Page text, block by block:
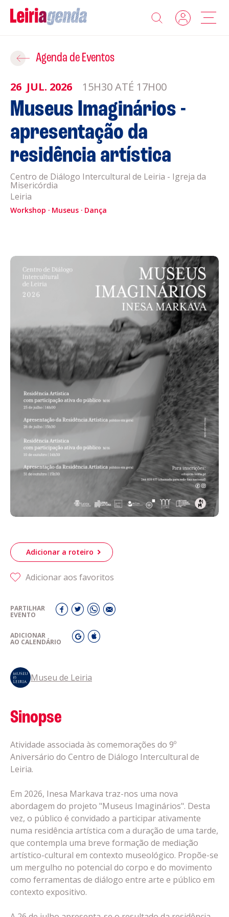
Agenda
Sobre a Leiriagenda
Promotores
Clubes Desportivos
Contactos
Informações
Política de Privacidade
Acompanhe a Leiria Agenda
CULTURA
Agenda de Eventos
26 JUL. 2026 15H30 ATÉ 17H00
Museus Imaginários -
apresentação da
residência artística
Centro de Diálogo Intercultural de Leiria - Igreja da
Misericórdia
Leiria
Workshop Museus Dança
Adicionar a roteiro
Adicionar aos favoritos
PARTILHAR
EVENTO
ADICIONAR
AO CALENDÁRIO
Museu de Leiria
Sinopse
Atividade associada às comemorações do 9º
Aniversário do Centro de Diálogo Intercultural de
Leiria.
Em 2026, Inesa Markava traz-nos uma nova
abordagem do projeto "Museus Imaginários". Desta
vez, o público é convidado a participar ativamente
numa residência artística com a duração de uma tarde,
que contempla uma breve formação de mediação
artístico-cultural em contexto museológico. Propõe-se
um mergulho no potencial do corpo e do movimento
como ferramentas de diálogo entre arte e público em
contexto expositivo.
Adicionar ao Roteiro
ROTEIROS EXISTENTES
CRIAR NOVO
Gravar